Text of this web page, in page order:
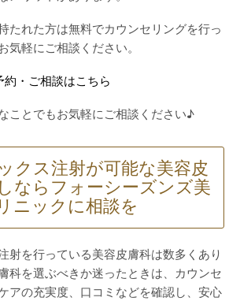
たれた方は無料でカウンセリングを行っ
気軽にご相談ください。
・ご相談はこちら
ことでもお気軽にご相談ください♪
クス注射が可能な美容皮
ならフォーシーズンズ美
ニックに相談を
射を行っている美容皮膚科は数多くあり
科を選ぶべきか迷ったときは、カウンセ
アの充実度、口コミなどを確認し、安心